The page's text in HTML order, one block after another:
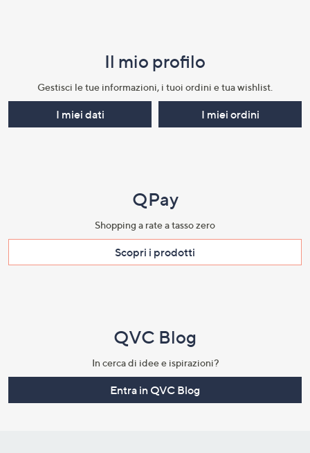
Il mio profilo​
Gestisci le tue informazioni, i tuoi ordini e tua wishlist.​
I miei dati I miei ordini
QPay
Shopping a rate a tasso zero​
Scopri i prodotti​
QVC Blog
In cerca di idee e ispirazioni?
Entra in QVC Blog